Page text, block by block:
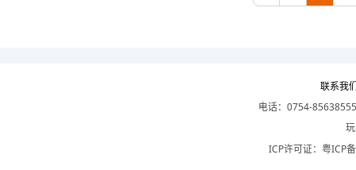
联系我
电话：0754-
ICP许可证： 粤ICP